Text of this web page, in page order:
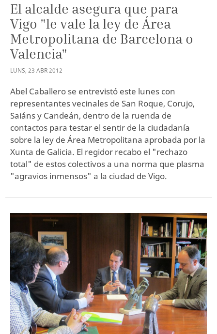
El alcalde asegura que para
Vigo "le vale la ley de Área
Metropolitana de Barcelona o
Valencia"
LUNS, 23 ABR2012
Abel Caballero se entrevistó este lunes con
representantes vecinales de San Roque, Corujo,
Saiáns y Candeán, dentro de la ruenda de
contactos para testar el sentir de la ciudadanía
sobre la ley de Área Metropolitana aprobada por la
Xunta de Galicia. El regidor recabo el "rechazo
total" de estos colectivos a una norma que plasma
"agravios inmensos" a la ciudad de Vigo.